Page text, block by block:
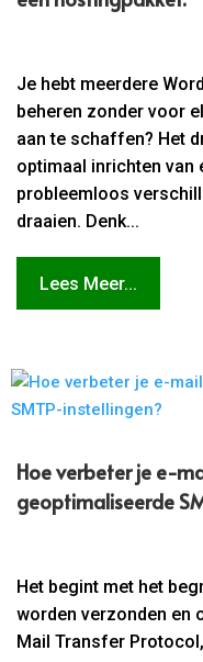
Je hebt meerdere
beheren zonder voor
aan te schaffen? Het
optimaal inrichten van
probleemloos
draaien. Denk...
Lees Meer...
Hoe verbeter je e-
geoptimaliseerde
Het begint met het
worden verzonden en
Mail Transfer